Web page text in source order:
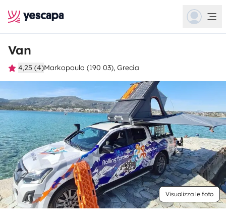
Van
4,25 (4)Markopoulo (190 03), Grecia
Visualizza le foto